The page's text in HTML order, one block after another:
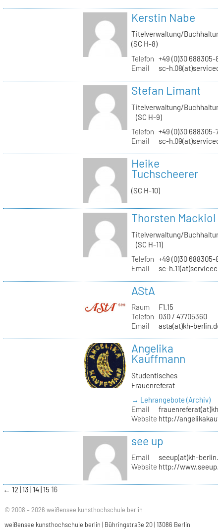
Kerstin Nabe
Titelverwaltung/
(SC H-8)
Telefon +49 (0)30 688305-
Email
sc-
Stefan Limant
Titelverwaltung/
(SC H-9)
Telefon +49 (0)30 688305-
Email
sc-
Heike
Tuchscheerer
(SC H-10)
Thorsten Mackiol
Titelverwaltung/
(SC H-11)
Telefon +49 (0)30 688305-
Email
sc-
AStA
Raum
F1.15
Telefon
030 / 47705360
Email
asta(at)kh-berlin.de
Angelika
Kauffmann
Studentisches
Frauenreferat
→ Lehrangebote (Archiv)
Email
Website http://
see up
Email
seeup(at)kh-
Website http://
← 12 13 14 15 16
© 2008 – 2026 weißensee kunsthochschule berlin
weißensee kunsthochschule berlin | Bühringstraße 20 | 13086 Berlin